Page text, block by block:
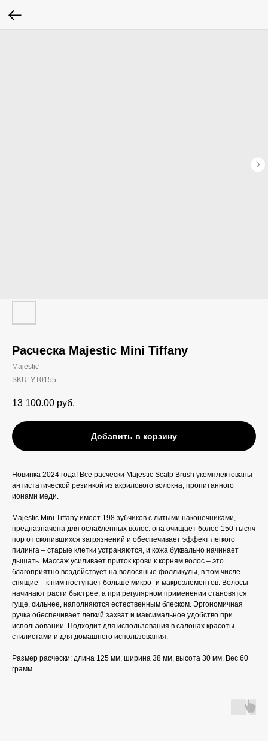
Расческа Majestic Mini Tiffany
Majestic
SKU: УТ0155
13 100.00 руб.
Добавить в корзину
Новинка 2024 года! Все расчёски Majestic Scalp Brush укомплектованы
антистатической резинкой из акрилового волокна, пропитанного
ионами меди.
Majestic Mini Tiffany имеет 198 зубчиков с литыми наконечниками,
предназначена для ослабленных волос: она очищает более 150 тысяч
пор от скопившихся загрязнений и обеспечивает эффект легкого
пилинга – старые клетки устраняются, и кожа буквально начинает
дышать. Массаж усиливает приток крови к корням волос – это
благоприятно воздействует на волосяные фолликулы, в том числе
спящие – к ним поступает больше микро- и макроэлементов. Волосы
начинают расти быстрее, а при регулярном применении становятся
гуще, сильнее, наполняются естественным блеском. Эргономичная
ручка обеспечивает легкий захват и максимальное удобство при
использовании. Подходит для использования в салонах красоты
стилистами и для домашнего использования.
Размер расчески: длина 125 мм, ширина 38 мм, высота 30 мм. Вес 60
грамм.